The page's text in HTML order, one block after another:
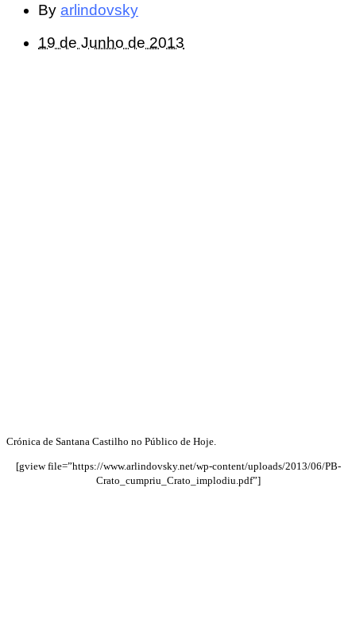
By arlindovsky
19 de Junho de 2013
Crónica de Santana Castilho no Público de Hoje.
[gview file=”https://www.arlindovsky.net/wp-content/uploads/2013/06/PB-
Crato_cumpriu_Crato_implodiu.pdf”]